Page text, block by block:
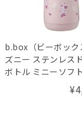
b.box（ビーボック
ズニー ステンレス
ボトル ミニーソフ
Insulated Drink¥